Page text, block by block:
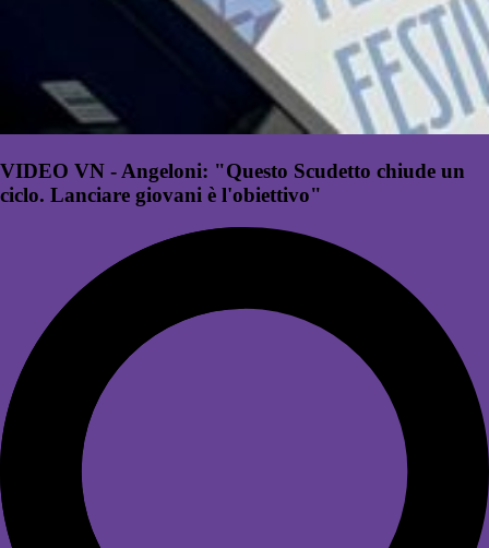
VIDEO VN - Angeloni: "Questo Scudetto chiude un
ciclo. Lanciare giovani è l'obiettivo"